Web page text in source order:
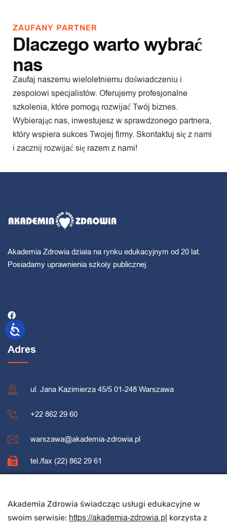
ZAUFANY PARTNER
Dlaczego warto wybrać
nas
Zaufaj naszemu wieloletniemu doświadczeniu i
zespołowi specjalistów. Oferujemy profesjonalne
szkolenia, które pomogą rozwijać Twój biznes.
Wybierając nas, inwestujesz w sprawdzonego partnera,
który wspiera sukces Twojej firmy. Skontaktuj się z nami
i zacznij rozwijać się razem z nami!
Akademia Zdrowia działa na rynku edukacyjnym od 20 lat.
Posiadamy uprawnienia szkoły publicznej.
Adres
ul. Jana Kazimierza 45/5 01-248 Warszawa
+22 862 29 60
warszawa@akademia-zdrowia.pl
tel./fax (22) 862 29 61
Akademia Zdrowia świadcząc usługi edukacyjne w
swoim serwisie: https://akademia-zdrowia.pl korzysta z